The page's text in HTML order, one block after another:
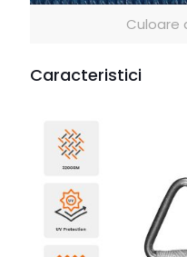
Culoare
Caracteristici